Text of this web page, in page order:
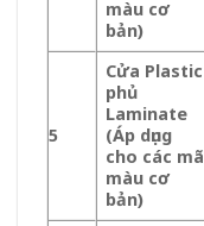
màu cơ
bản)
5
Cửa Plastic
phủ
Laminate
(Áp dụng
cho các mã
màu cơ
bản)